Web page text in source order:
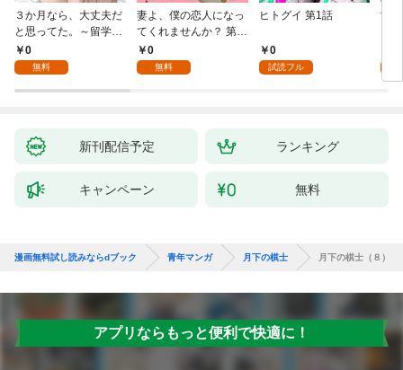
３か月なら、大丈夫だ
と思ってた。～留学し
た僕の留守中に、一途
な彼女が汚されるまで
0
無料
妻よ、僕の恋人になっ
てくれませんか？ 第1
話0
無料
ヒトグイ 第1話
0
試読フル
世
新刊配信予定 ランキング
キャンペーン 無料
漫画無料試し読みならdブック 青年マンガ 月下の棋士 月下の棋士（８）
アプリならもっと便利で快適に！